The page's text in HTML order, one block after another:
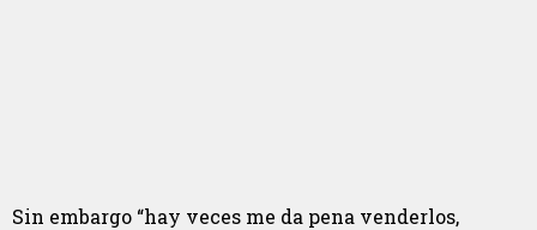
Sin embargo “hay veces me da pena venderlos,